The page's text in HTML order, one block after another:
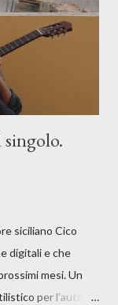
siciliano Cico
digitali e che
mesi. Un
per l’autore